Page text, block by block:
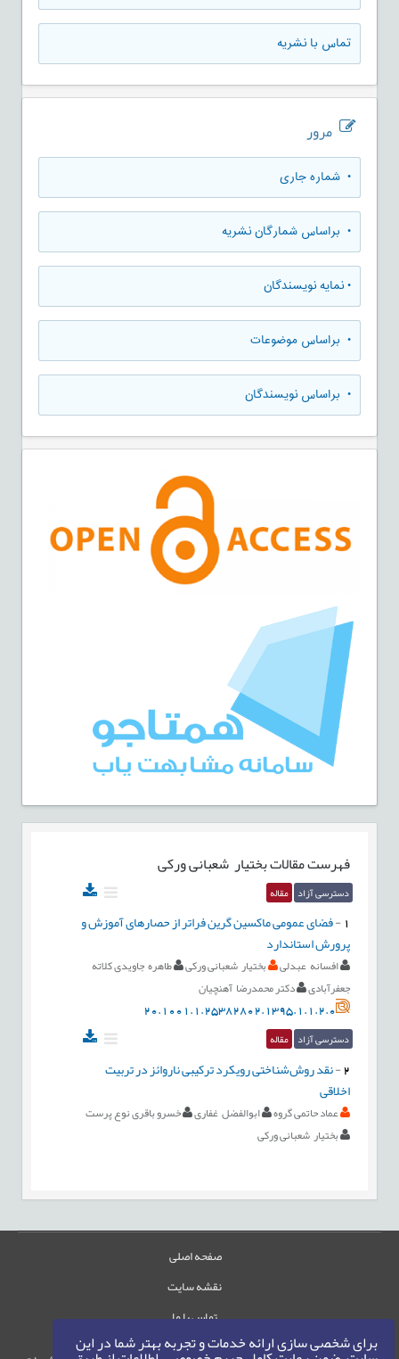
برای شخصی سازی ارائه خدمات و تجربه بهتر شما در این
تماس با نشریه
مرور
• شماره جاری
• براساس شمارگان نشریه
•نمایه نویسندگان
• براساس موضوعات
• براساس نویسندگان
فهرست مقالاتبختیار شعبانی ورکی
دسترسی آزاد مقاله
-فضای عمومی ماکسین گرین فراتر از حصارهای آموزش و
پرورش استاندارد
افسانه عبدلی بختیار شعبانی ورکی
طاهره جاویدی کلاته
جعفرآبادی
دکتر محمدرضا آهنچیان
20.1001.1.25382802.1395.1.1.2.0
دسترسی آزاد مقاله
2
-نقد روش‌شناختی رویکرد ترکیبی ناروائز در تربیت
اخلاقی
عماد حاتمی گروه ابوالفضل غفاری
خسرو باقری نوع پرست
بختیار شعبانی ورکی
صفحه اصلی
نقشه سایت
تماس با ما